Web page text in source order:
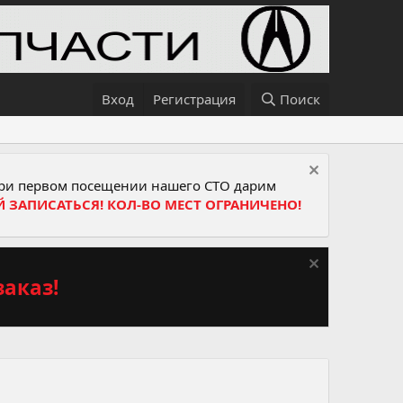
Вход Регистрация Поиск
первом посещении нашего СТО дарим
ЗАПИСАТЬСЯ! КОЛ-ВО МЕСТ ОГРАНИЧЕНО!